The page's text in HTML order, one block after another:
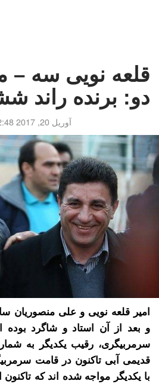
قلعه نویی سه –
دو: برنده راند
آوریل 20, 2017 12:48 ب.ظ
امیر قلعه نویی و علی منصوریان
و بعد از آن استاد و شاگرد
سرمربیگری، رقیب یکدیگر به
قدیمی آبی تاکنون در قامت
با یکدیگر مواجه شده اند که